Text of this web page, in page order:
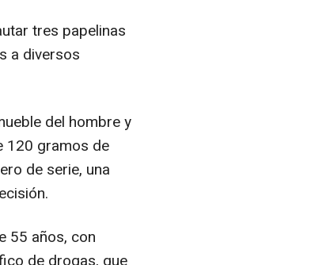
tres papelinas
a diversos
del hombre y
120 gramos de
de serie, una
55 años, con